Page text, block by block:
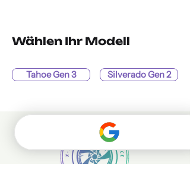
Wählen Ihr Modell
Tahoe Gen 3 Silverado Gen 2